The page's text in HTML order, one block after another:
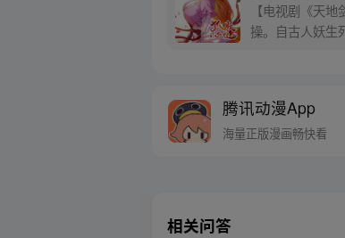
【电视剧《天
操。自古人妖生
腾讯动漫App
海量正版漫画畅快看
相关问答